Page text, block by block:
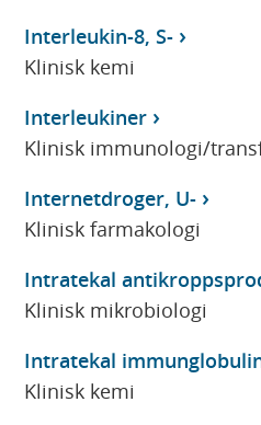
Interleukin-8, S-
Klinisk kemi
Interleukiner
Klinisk immunologi/
Internetdroger, U-
Klinisk farmakologi
Intratekal
Klinisk mikrobiologi
Intratekal
Klinisk kemi